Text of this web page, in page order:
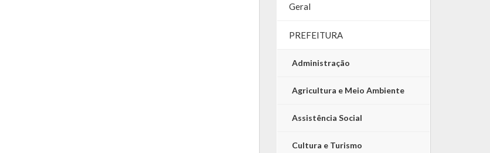
Geral
PREFEITURA
Administração
Agricultura e Meio Ambiente
Assistência Social
Cultura e Turismo